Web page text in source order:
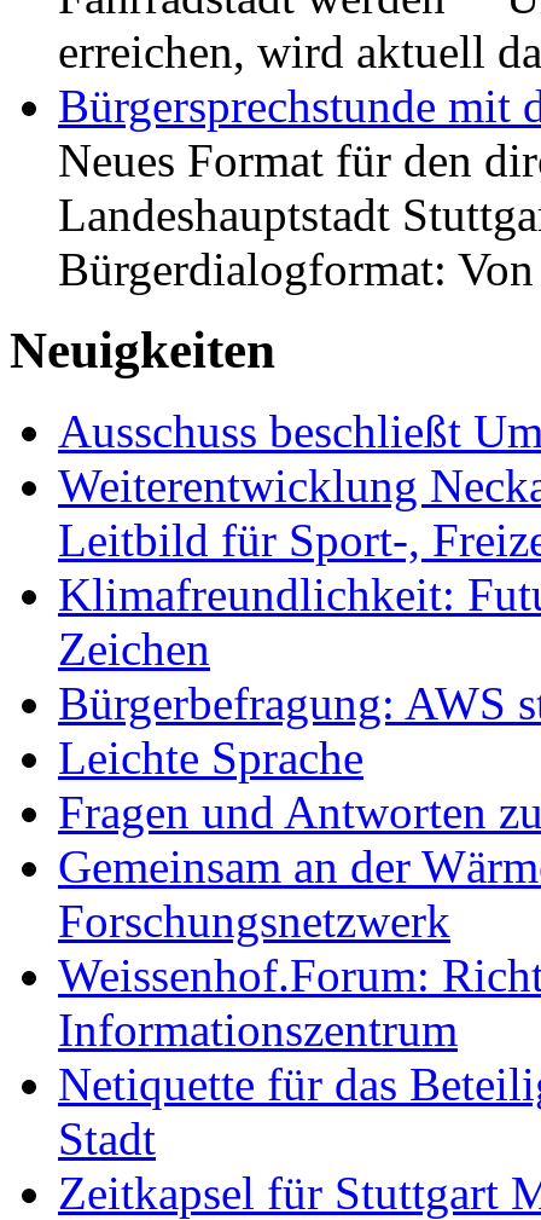
erreichen, wird aktuell
Bürgersprechstunde mit
Neues Format für den
Landeshauptstadt
Bürgerdialogformat:
Neuigkeiten
Ausschuss beschließt
Weiterentwicklung
Leitbild für Sport-,
Klimafreundlichkeit:
Zeichen
Bürgerbefragung: AWS
Leichte Sprache
Fragen und Antworten
Gemeinsam an der
Forschungsnetzwerk
Weissenhof.Forum:
Informationszentrum
Netiquette für das
Stadt
Zeitkapsel für Stuttgart